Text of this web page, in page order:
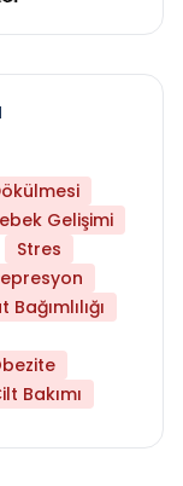
Gelişimi
Stres
Bağımlılığı
Bakımı